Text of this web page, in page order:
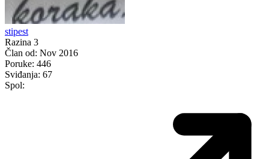
stipest
Razina 3
Član od: Nov 2016
Poruke: 446
Sviđanja: 67
Spol: